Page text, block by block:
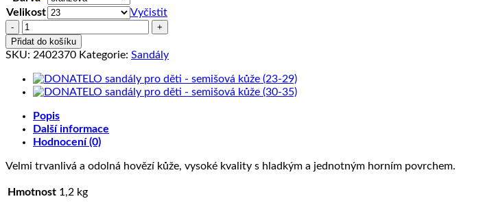
Velikost
Vyčistit
DONATELO
sandály
pro
-
kůže
29)
množství
Přidat do košíku
SKU: 2402370 Kategorie: Sandály
Popis
Další informace
Hodnocení (0)
Velmi trvanlivá a odolná hovězí kůže, vysoké kvality s hladkým a jednotným horním povrchem.
Hmotnost 1,2 kg